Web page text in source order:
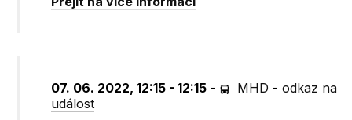
07. 06. 2022, 12:15 - 12:15 - MHD -odkaz na
událost